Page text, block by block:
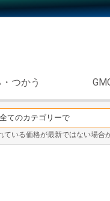
つかう
ている価格が最新ではない場合